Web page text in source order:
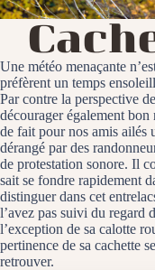
Une météo menaçante
préfèrent un temps
Par contre la perspective
décourager également
de fait pour nos amis ailés
dérangé par des
de protestation sonore. Il
sait se fondre rapidement
distinguer dans cet
l’avez pas suivi du regard
l’exception de sa calotte
pertinence de sa cachette
retrouver.